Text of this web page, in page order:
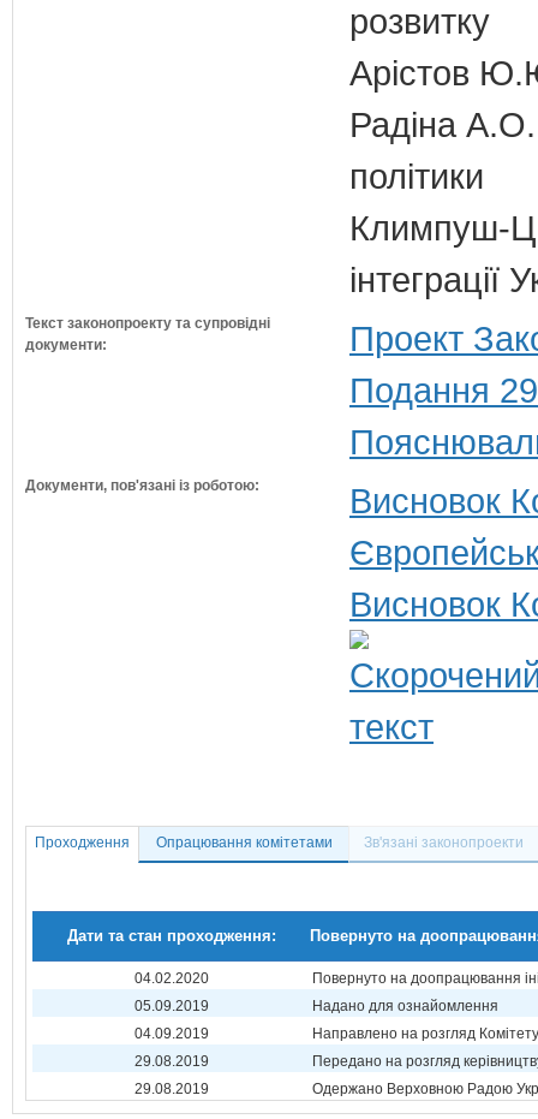
розвитку
Арістов
Радіна А.О.
політики
Климпуш-
Текст законопроекту та супровідні
документи:
Проект
Подання
Документи, пов'язані із роботою:
Висновок
Висновок
Проходження Опрацювання комітетами Зв'язані законопроекти
Дати та стан проходження: Повернуто на
04.02.2020
Повернуто на доопрацювання
05.09.2019
Надано для ознайомлення
04.09.2019
Направлено на розгляд Комітету
29.08.2019
Передано на розгляд
29.08.2019
Одержано Верховною Радою